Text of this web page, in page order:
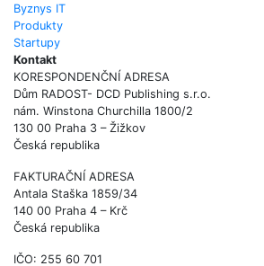
Byznys IT
Produkty
Startupy
Kontakt
KORESPONDENČNÍ ADRESA
Dům RADOST- DCD Publishing s.r.o.
nám. Winstona Churchilla 1800/2
130 00 Praha 3 – Žižkov
Česká republika
FAKTURAČNÍ ADRESA
Antala Staška 1859/34
140 00 Praha 4 – Krč
Česká republika
IČO: 255 60 701